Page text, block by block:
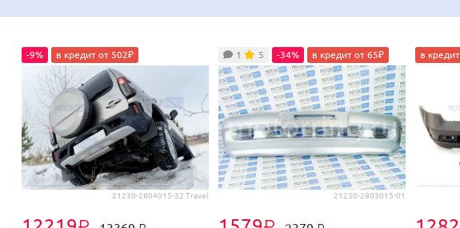
21230-2804015-32 Travel
-9% в кредит от 502₽
21230-2803015-01
1 5 -34% в кредит от 65₽ в